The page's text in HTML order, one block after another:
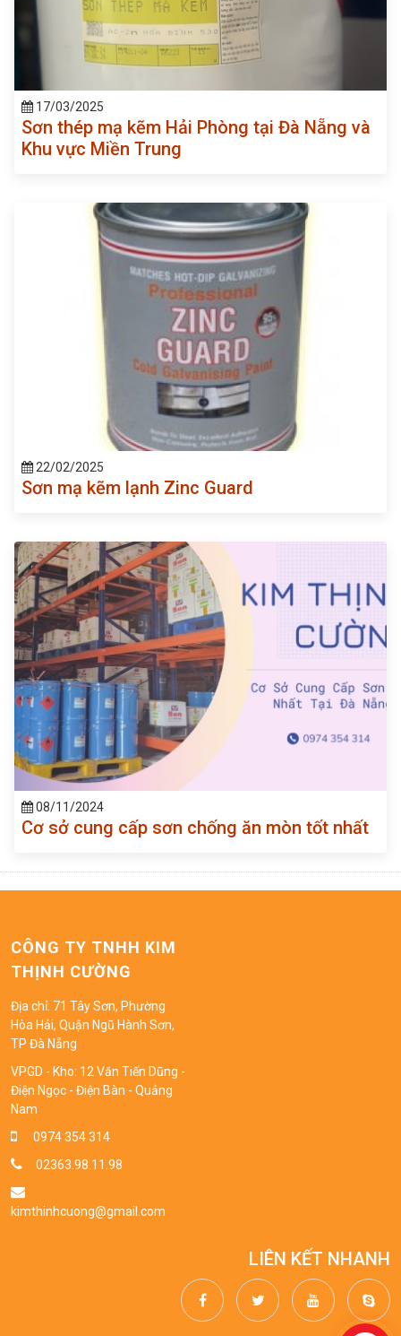
17/03/2025
Sơn thép mạ kẽm Hải Phòng tại Đà Nẵng và
Khu vực Miền Trung
22/02/2025
Sơn mạ kẽm lạnh Zinc Guard
08/11/2024
Cơ sở cung cấp sơn chống ăn mòn tốt nhất
CÔNG TY TNHH KIM
THỊNH CƯỜNG
Địa chỉ: 71 Tây Sơn, Phường
Hòa Hải, Quận Ngũ Hành Sơn,
TP Đà Nẵng
VPGD - Kho: 12 Văn Tiến Dũng -
Điện Ngọc - Điện Bàn - Quảng
Nam
0974 354 314
02363.98.11.98
kimthinhcuong@gmail.com
LIÊN KẾT NHANH